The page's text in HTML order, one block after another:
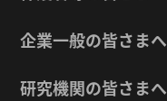
企業一般の皆さまへ
研究機関の皆さまへ